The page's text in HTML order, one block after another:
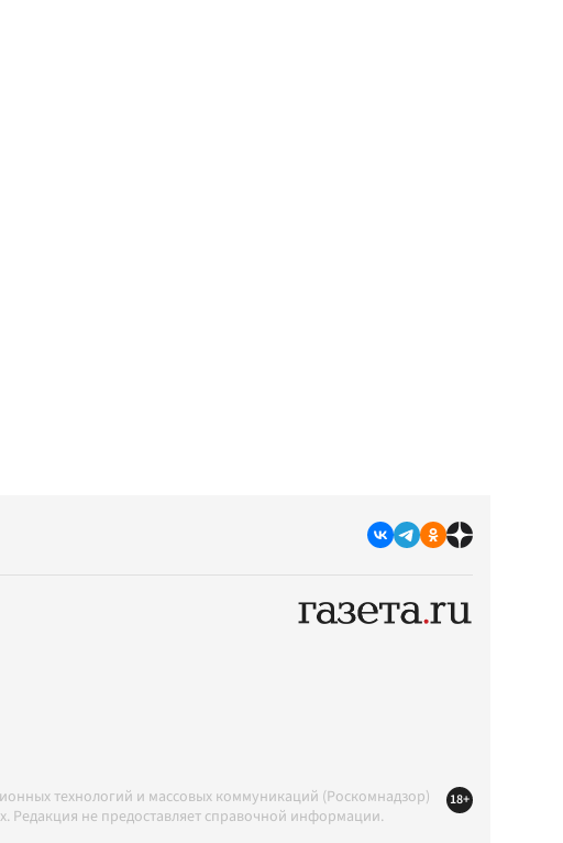
технологий и массовых коммуникаций (Роскомнадзор)
Редакция не предоставляет справочной информации.
18+